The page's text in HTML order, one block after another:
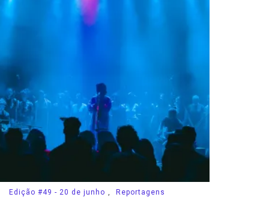
Edição #49 - 20 de junho ,
Reportagens